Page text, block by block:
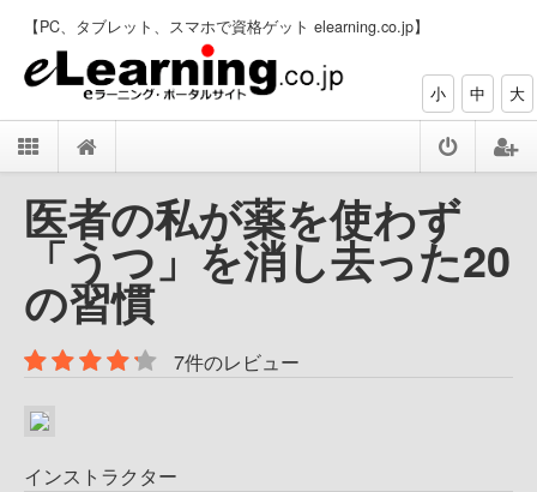
【PC、タブレット、スマホで資格ゲット elearning.co.jp】
小 中 大
医者の私が薬を使わず
「うつ」を消し去った20
の習慣
7件のレビュー
インストラクター